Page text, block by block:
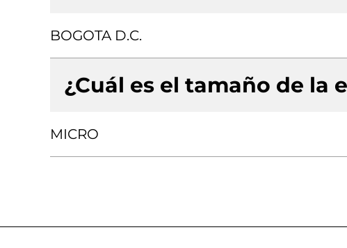
BOGOTA D.C.
¿Cuál es el tamaño de la
MICRO